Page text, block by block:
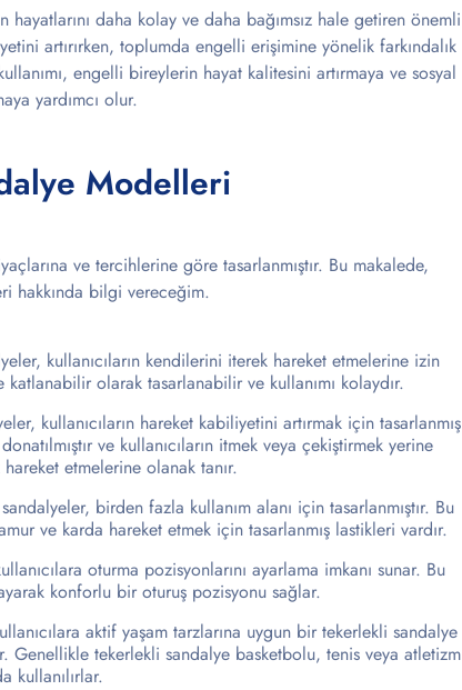
daha kolay ve daha bağımsız hale getiren önemli
artırırken, toplumda engelli erişimine yönelik farkındalık
engelli bireylerin hayat kalitesini artırmaya ve sosyal
yardımcı olur.
Modelleri
ve tercihlerine göre tasarlanmıştır. Bu makalede,
hakkında bilgi vereceğim.
kullanıcıların kendilerini iterek hareket etmelerine izin
olarak tasarlanabilir ve kullanımı kolaydır.
kullanıcıların hareket kabiliyetini artırmak için tasarlanmış
ve kullanıcıların itmek veya çekiştirmek yerine
etmelerine olanak tanır.
birden fazla kullanım alanı için tasarlanmıştır. Bu
ve karda hareket etmek için tasarlanmış lastikleri vardır.
oturma pozisyonlarını ayarlama imkanı sunar. Bu
konforlu bir oturuş pozisyonu sağlar.
aktif yaşam tarzlarına uygun bir tekerlekli sandalye
Genellikle tekerlekli sandalye basketbolu, tenis veya atletizm
kullanılırlar.